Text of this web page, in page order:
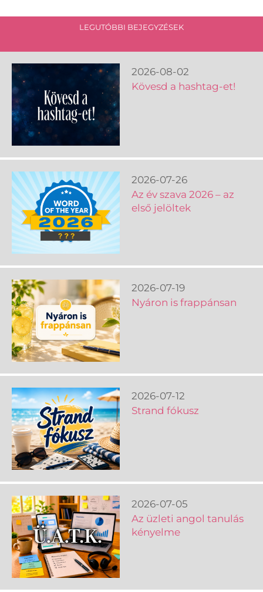
LEGUTÓBBI BEJEGYZÉSEK
2026-08-02
Kövesd a hashtag-et!
2026-07-26
Az év szava 2026 – az
első jelöltek
2026-07-19
Nyáron is frappánsan
2026-07-12
Strand fókusz
2026-07-05
Az üzleti angol tanulás
kényelme